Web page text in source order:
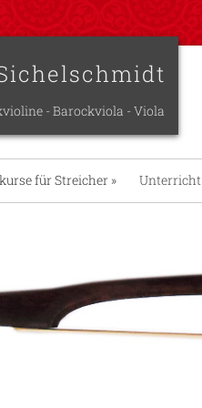
- Barockviola - Viola
für Streicher » Unterricht